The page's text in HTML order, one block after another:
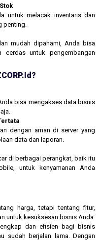
untuk melacak inventaris dan
penting.
mudah dipahami, Anda bisa
cerdas untuk pengembangan
bisa mengakses data bisnis
dengan aman di server yang
data dan laporan.
di berbagai perangkat, baik itu
untuk kenyamanan Anda
harga, tetapi tentang fitur,
untuk kesuksesan bisnis Anda.
dan efisien bagi bisnis
sudah berjalan lama. Dengan